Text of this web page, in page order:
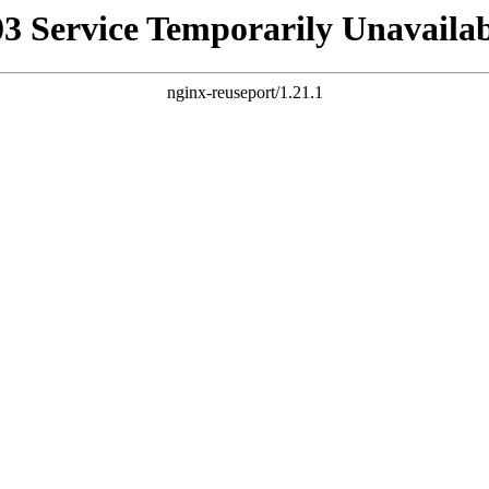
Service Temporarily
nginx-reuseport/1.21.1